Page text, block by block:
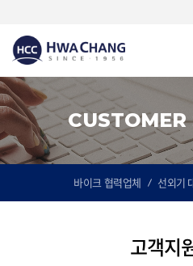
바이크 협력업체 선외기
고객지